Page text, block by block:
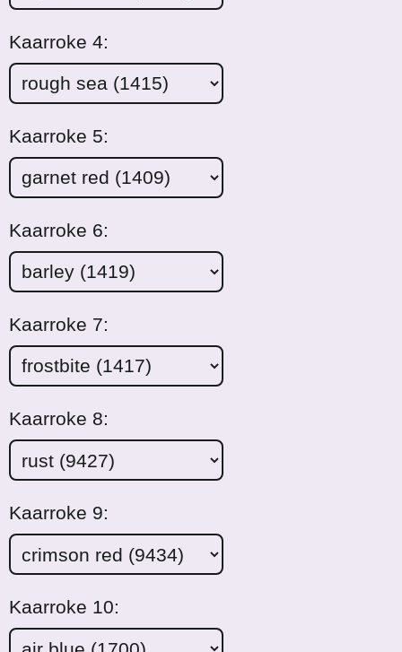
Kaarroke 4:
Kaarroke 5:
Kaarroke 6:
Kaarroke 7:
Kaarroke 8:
Kaarroke 9:
Kaarroke 10: